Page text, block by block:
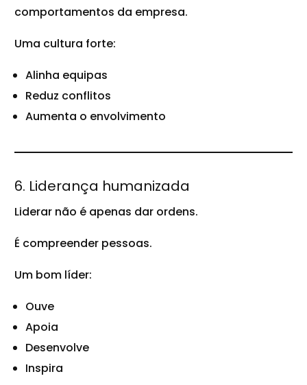
comportamentos da empresa.
Uma cultura forte:
Alinha equipas
Reduz conflitos
Aumenta o envolvimento
6. Liderança humanizada
Liderar não é apenas dar ordens.
É compreender pessoas.
Um bom líder:
Ouve
Apoia
Desenvolve
Inspira